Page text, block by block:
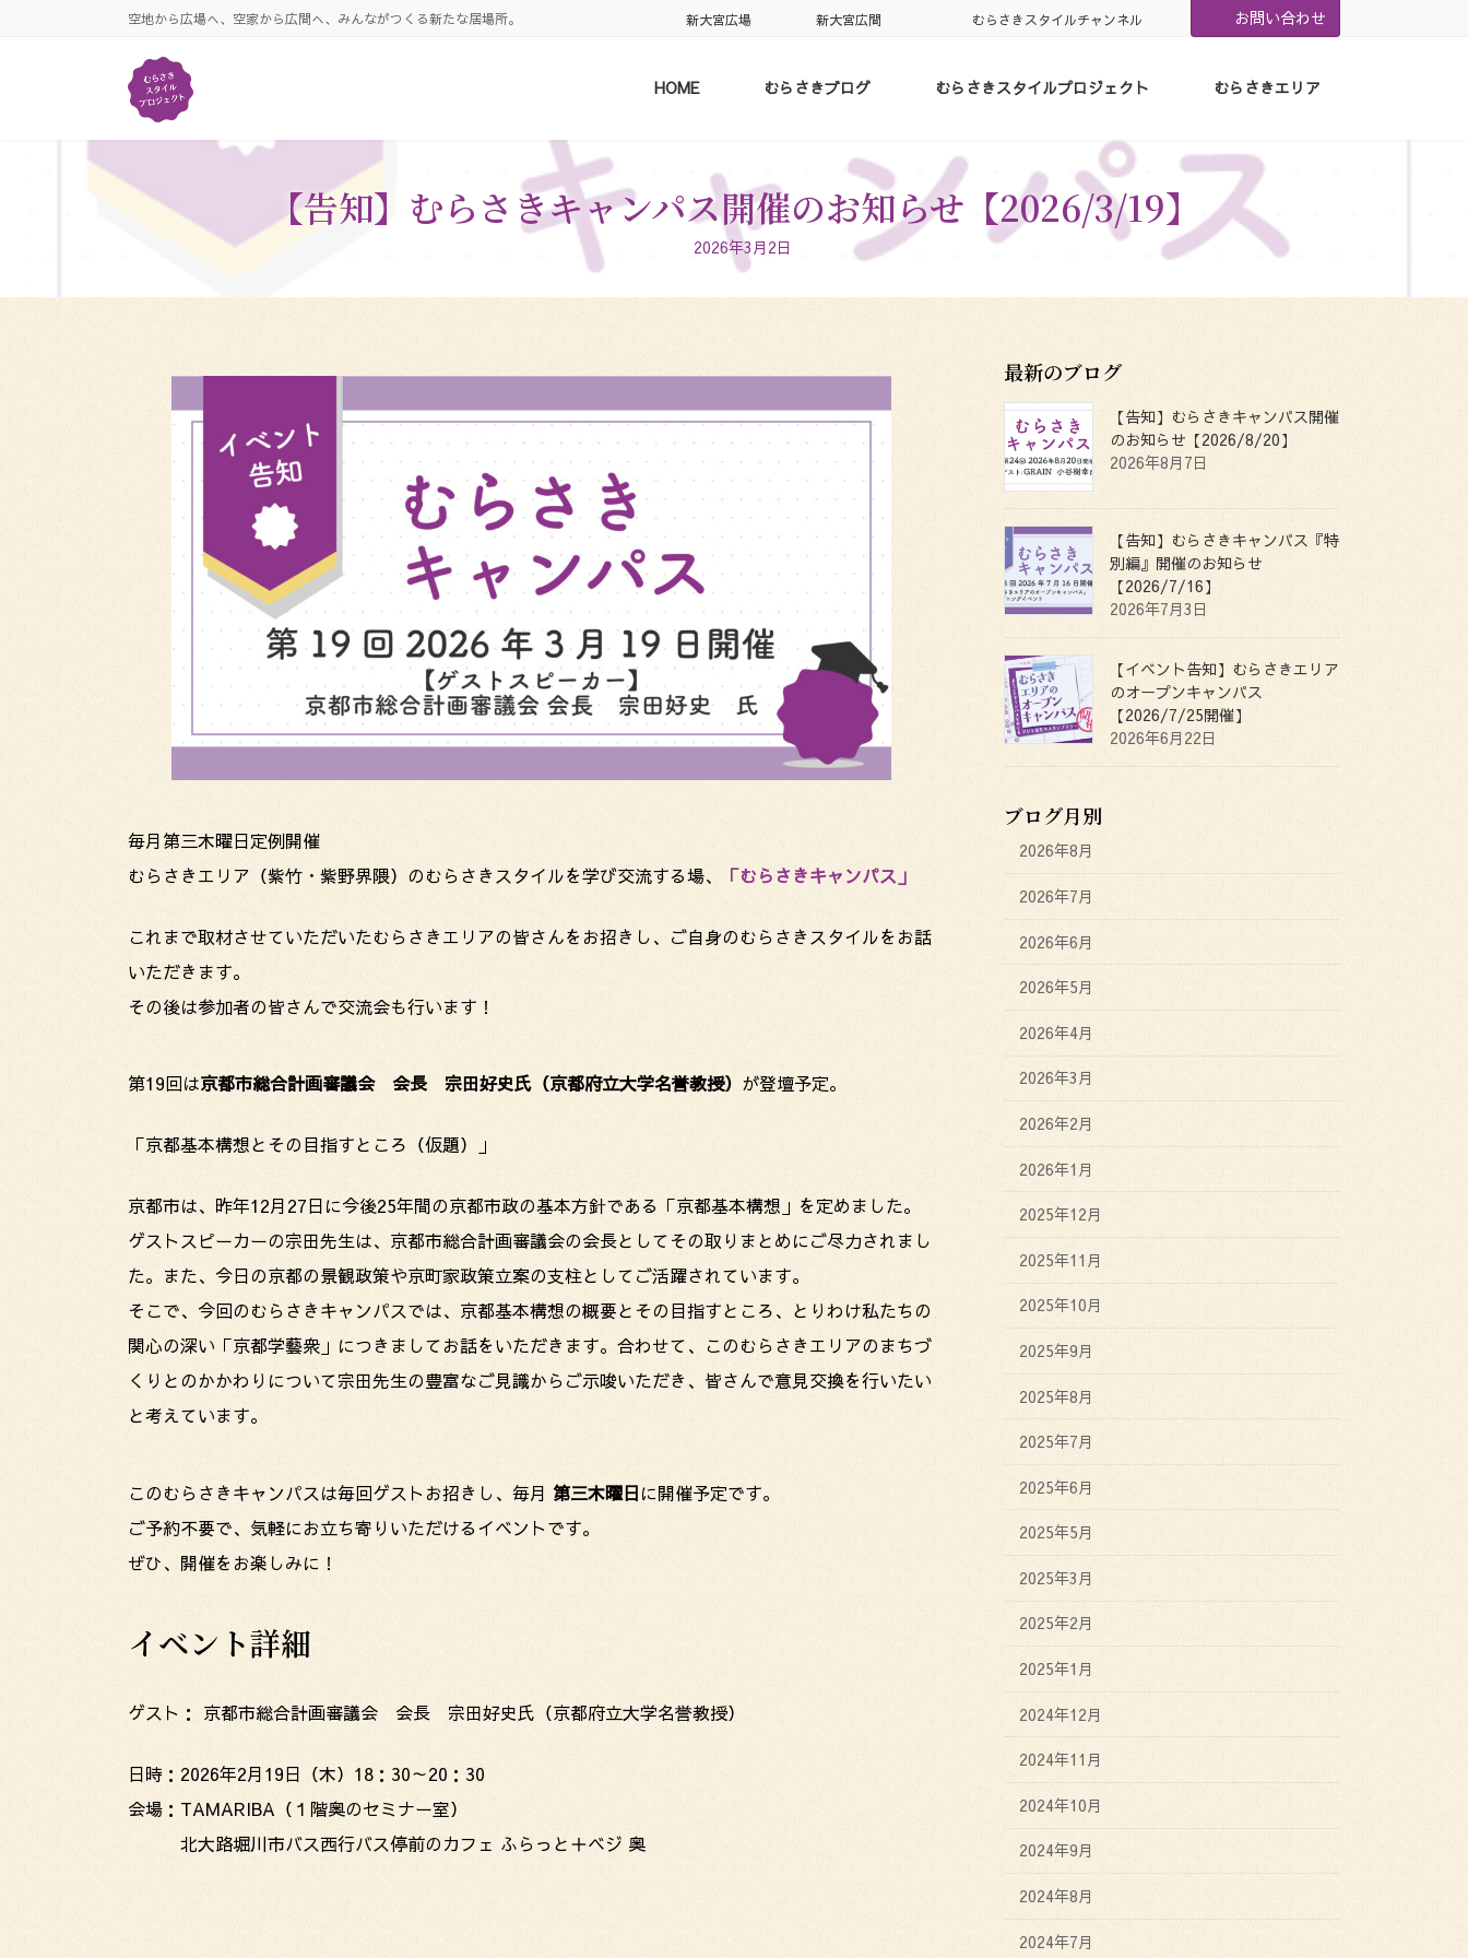
空地から広場へ、空家から広間へ、みんながつくる新たな居場所。 新大宮広場 新大宮広間 むらさきスタイルチャンネル お問い合わせ
HOME むらさきブログ むらさきスタイルプロジェクト むらさきエリア
【告知】むらさきキャンパス開催のお知らせ【2026/3/19】
2026年3月2日
毎月第三木曜日定例開催
むらさきエリア（紫竹・紫野界隈）のむらさきスタイルを学び交流する場、
「むらさきキャンパス」
これまで取材させていただいたむらさきエリアの皆さんをお招きし、ご自身のむらさきスタイルをお話
いただきます。
その後は参加者の皆さんで交流会も行います！
第19回は京都市総合計画審議会 会長 宗田好史氏（京都府立大学名誉教授） が登壇予定。
「京都基本構想とその目指すところ（仮題）」
京都市は、昨年12月27日に今後25年間の京都市政の基本方針である「京都基本構想」を定めました。
ゲストスピーカーの宗田先生は、京都市総合計画審議会の会長としてその取りまとめにご尽力されまし
た。また、今日の京都の景観政策や京町家政策立案の支柱としてご活躍されています。
そこで、今回のむらさきキャンパスでは、京都基本構想の概要とその目指すところ、とりわけ私たちの
関心の深い「京都学藝衆」につきましてお話をいただきます。合わせて、このむらさきエリアのまちづ
くりとのかかわりについて宗田先生の豊富なご見識からご示唆いただき、皆さんで意見交換を行いたい
と考えています。
このむらさきキャンパスは毎回ゲストお招きし、毎月 第三木曜日に開催予定です。
ご予約不要で、気軽にお立ち寄りいただけるイベントです。
ぜひ、開催をお楽しみに！
イベント詳細
ゲスト： 京都市総合計画審議会 会長 宗田好史氏（京都府立大学名誉教授）
日時：2026年2月19日（木）18：30～20：30
会場：TAMARIBA（１階奥のセミナー室）
北大路堀川市バス西行バス停前のカフェ ふらっと＋ベジ 奥
最新のブログ
【告知】むらさきキャンパス開催
のお知らせ【2026/8/20】
2026年8月7日
【告知】むらさきキャンパス『特
別編』開催のお知らせ
【2026/7/16】
2026年7月3日
【イベント告知】むらさきエリア
のオープンキャンパス
【2026/7/25開催】
2026年6月22日
ブログ月別
2026年8月
2026年7月
2026年6月
2026年5月
2026年4月
2026年3月
2026年2月
2026年1月
2025年12月
2025年11月
2025年10月
2025年9月
2025年8月
2025年7月
2025年6月
2025年5月
2025年3月
2025年2月
2025年1月
2024年12月
2024年11月
2024年10月
2024年9月
2024年8月
2024年7月